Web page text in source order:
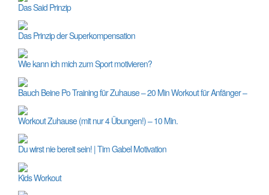
Das Said Prinzip
Das Prinzip der Superkompensation
Wie kann ich mich zum Sport motivieren?
Bauch Beine Po Training für Zuhause – 20 Min Workout für Anfänger –
Workout Zuhause (mit nur 4 Übungen!) – 10 Min.
Du wirst nie bereit sein! | Tim Gabel Motivation
Kids Workout